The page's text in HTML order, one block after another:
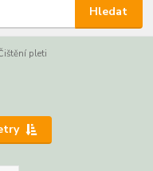
Hledat
pleti